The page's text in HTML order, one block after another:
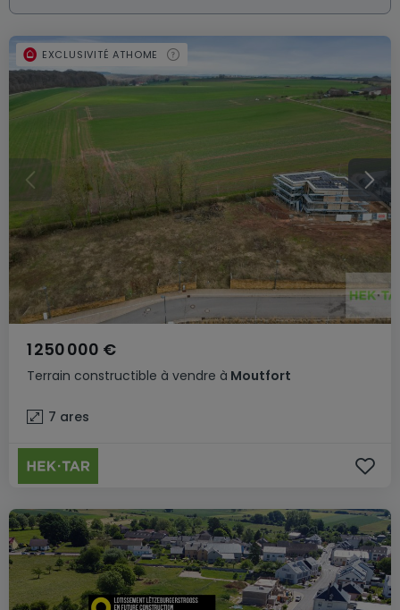
Terrain constructible à vendre à Moutfort
1 250 000 €
7 ares
EXCLUSIVITÉ ATHOME